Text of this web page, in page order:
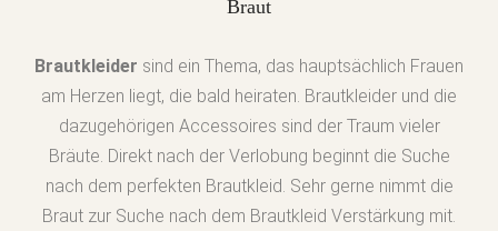
Braut
Brautkleider sind ein Thema, das hauptsächlich Frauen
am Herzen liegt, die bald heiraten. Brautkleider und die
dazugehörigen Accessoires sind der Traum vieler
Bräute. Direkt nach der Verlobung beginnt die Suche
nach dem perfekten Brautkleid. Sehr gerne nimmt die
Braut zur Suche nach dem Brautkleid Verstärkung mit.